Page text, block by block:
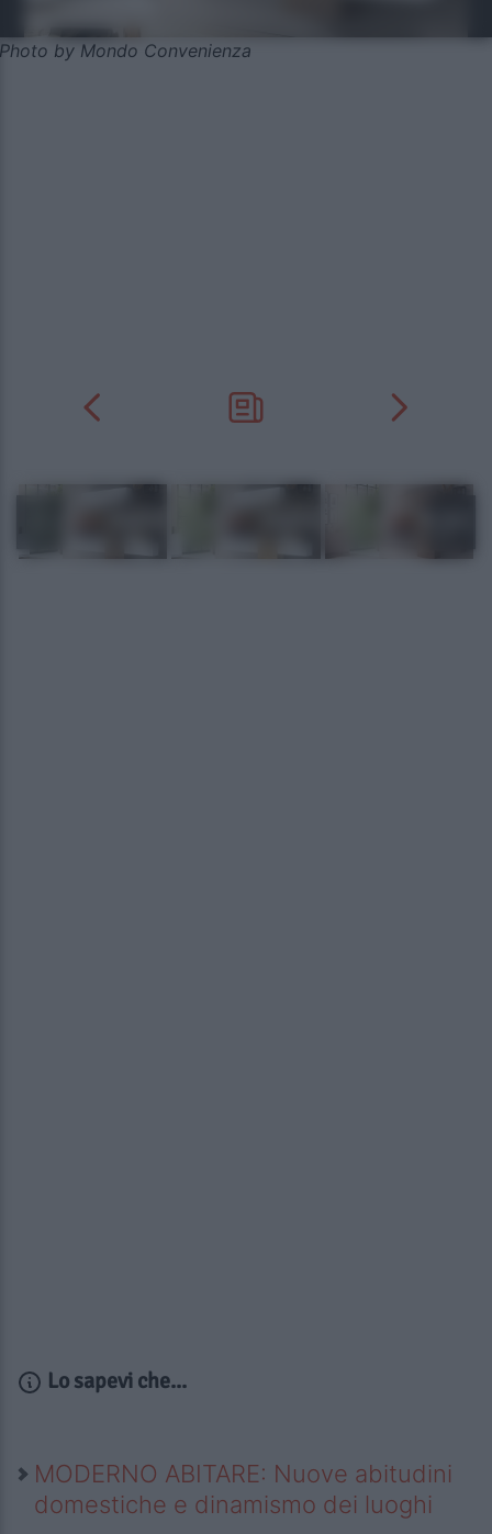
Photo by Mondo Convenienza
Lo sapevi che...
MODERNO ABITARE: Nuove abitudini
domestiche e dinamismo dei luoghi